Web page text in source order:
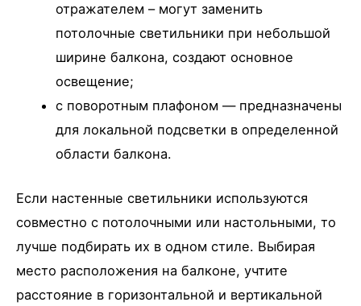
отражателем – могут заменить
потолочные светильники при небольшой
ширине балкона, создают основное
освещение;
с поворотным плафоном — предназначены
для локальной подсветки в определенной
области балкона.
Если настенные светильники используются
совместно с потолочными или настольными, то
лучше подбирать их в одном стиле. Выбирая
место расположения на балконе, учтите
расстояние в горизонтальной и вертикальной